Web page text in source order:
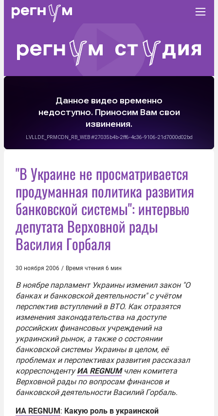
"В Украине не просматривается
продуманная политика развития
банковской системы": интервью
депутата Верховной рады
Василия Горбаля
30 ноября 2006 / Время чтения 6 мин
В ноябре парламент Украины изменил закон "О
банках и банковской деятельности" с учётом
перспектив вступлений в ВТО. Как отразятся
изменения законодательства на доступе
российских финансовых учреждений на
украинский рынок, а также о состоянии
банковской системы Украины в целом, её
проблемах и перспективах развития рассказал
корреспондентуИА REGNUMчлен комитета
Верховной радыпо вопросам финансов и
банковской деятельности Василий Горбаль.
ИА REGNUM: Какую роль в украинской